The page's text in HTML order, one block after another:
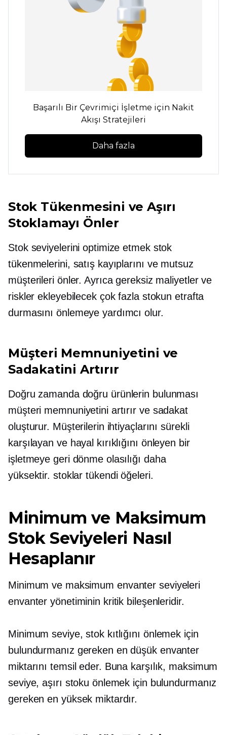
Başarılı Bir Çevrimiçi İşletme için Nakit
Akışı Stratejileri
Daha fazla
Stok Tükenmesini ve Aşırı
Stoklamayı Önler
Stok seviyelerini optimize etmek stok
tükenmelerini, satış kayıplarını ve mutsuz
müşterileri önler. Ayrıca gereksiz maliyetler ve
riskler ekleyebilecek çok fazla stokun etrafta
durmasını önlemeye yardımcı olur.
Müşteri Memnuniyetini ve
Sadakatini Artırır
Doğru zamanda doğru ürünlerin bulunması
müşteri memnuniyetini artırır ve sadakat
oluşturur. Müşterilerin ihtiyaçlarını sürekli
karşılayan ve hayal kırıklığını önleyen bir
işletmeye geri dönme olasılığı daha
yüksektir. stoklar tükendiöğeleri.
Minimum ve Maksimum
Stok Seviyeleri Nasıl
Hesaplanır
Minimum ve maksimum envanter seviyeleri
envanter yönetiminin kritik bileşenleridir.
Minimum seviye, stok kıtlığını önlemek için
bulundurmanız gereken en düşük envanter
miktarını temsil eder. Buna karşılık, maksimum
seviye, aşırı stoku önlemek için bulundurmanız
gereken en yüksek miktardır.